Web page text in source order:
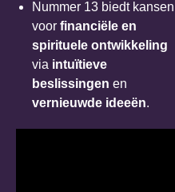
Nummer 13 biedt kansen
voor financiële en
spirituele ontwikkeling
via intuïtieve
beslissingen en
vernieuwde ideeën.